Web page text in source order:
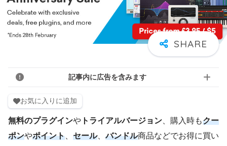
記事内に広告を含みます
お気に入りに追加
無料のプラグインや トライアルバージョン 、購入時もクー
ポンやポイント セール、バンドル商品などでお得に買い